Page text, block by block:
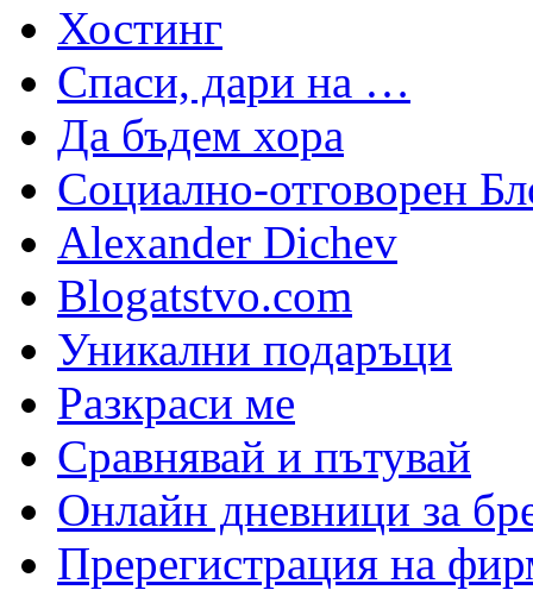
Хостинг
Спаси, дари на …
Да бъдем хора
Социално-отговорен
Alexander Dichev
Blogatstvo.com
Уникални подаръци
Разкраси ме
Сравнявай и пътувай
Онлайн дневници за
Пререгистрация на